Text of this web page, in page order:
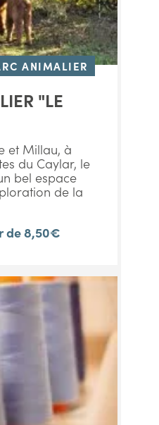
ANIMALIER
"LE
et Millau, à
du Caylar, le
bel espace
de la
de 8,50€